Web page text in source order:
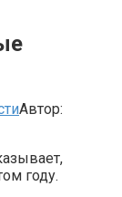
Автор:
году.